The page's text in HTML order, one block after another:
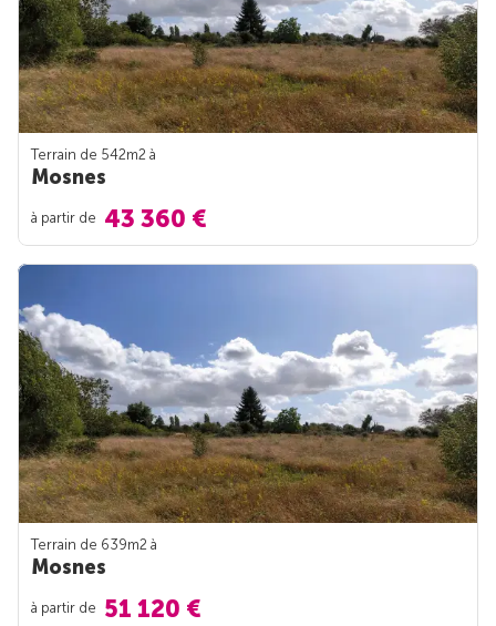
Terrain de 542m2 à
Mosnes
à partir de 43 360 €
Terrain de 639m2 à
Mosnes
à partir de 51 120 €